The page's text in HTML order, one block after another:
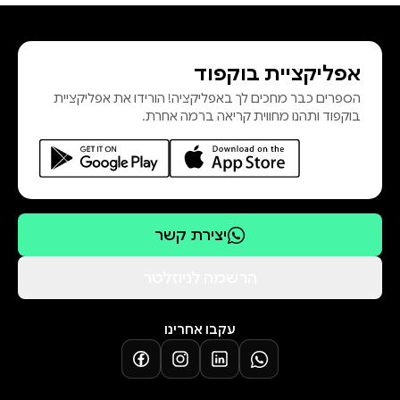
אפליקציית בוקפוד
הספרים כבר מחכים לך באפליקציה! הורידו את אפליקציית
בוקפוד ותהנו מחווית קריאה ברמה אחרת.
יצירת קשר
עקבו אחרינו